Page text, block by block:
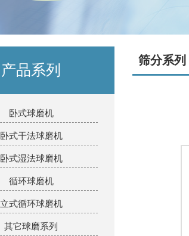
产品系列
卧式球磨机
卧式干法球磨机
卧式湿法球磨机
循环球磨机
立式循环球磨机
其它球磨系列
筛分系列